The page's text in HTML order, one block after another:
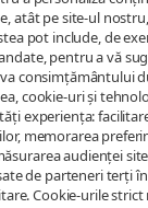
atât pe site-ul
pot include, de
pentru a vă
consimțământului
cookie-uri și
experiența:
memorarea
audienței
de parteneri terți
Cookie-urile strict
– Suivi
–
Montre
IGO
vocal –
IP67 –